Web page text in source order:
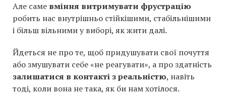
Але саме вміння витримувати фрустрацію
робить нас внутрішньо стійкішими, стабільнішими
і більш вільними у виборі, як жити далі.
Йдеться не про те, щоб придушувати свої почуття
або змушувати себе «не реагувати», а про здатність
залишатися в контакті з реальністю, навіть
тоді, коли вона не така, як би нам хотілося.